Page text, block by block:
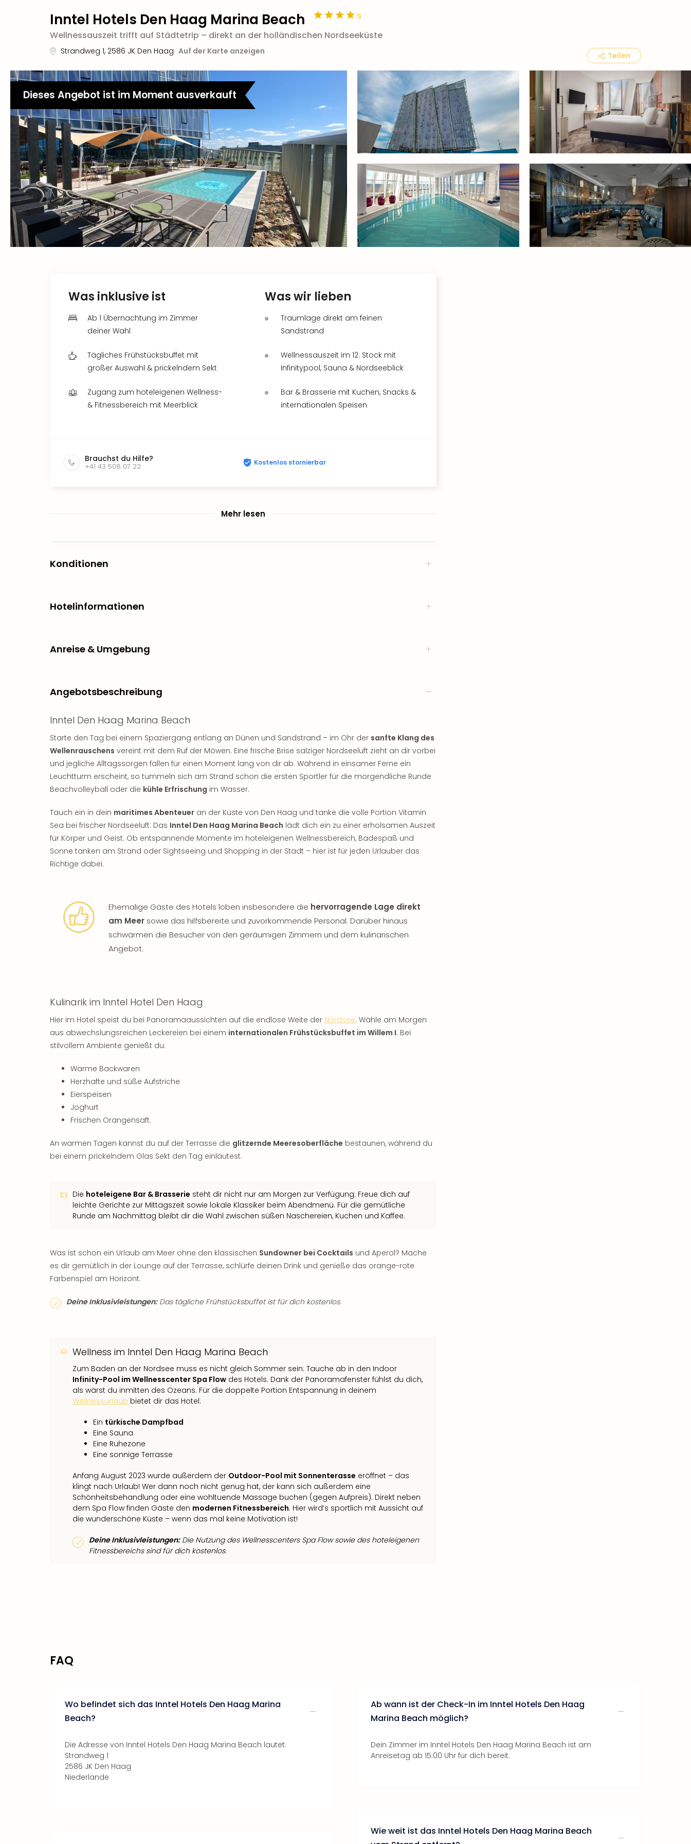
Inntel Hotels Den Haag Marina Beach
s
Wellnessauszeit trifft auf Städtetrip – direkt an der holländischen Nordseeküste
Strandweg 1, 2586 JK Den Haag Auf der Karte anzeigen Teilen
Dieses Angebot ist im Moment ausverkauft
Was inklusive ist
Ab 1 Übernachtung im Zimmer
deiner Wahl
Tägliches Frühstücksbuffet mit
großer Auswahl & prickelndem Sekt
Zugang zum hoteleigenen Wellness-
& Fitnessbereich mit Meerblick
Was wir lieben
Traumlage direkt am feinen
Sandstrand
Wellnessauszeit im 12. Stock mit
Infinitypool, Sauna & Nordseeblick
Bar & Brasserie mit Kuchen, Snacks &
internationalen Speisen
Brauchst du Hilfe?
+41 43 508 07 22 Kostenlos stornierbar
Mehr lesen
Konditionen
Hotelinformationen
Anreise & Umgebung
Angebotsbeschreibung
Inntel Den Haag Marina Beach
Starte den Tag bei einem Spaziergang entlang an Dünen und Sandstrand – im Ohr der sanfte Klang des
Wellenrauschens vereint mit dem Ruf der Möwen. Eine frische Brise salziger Nordseeluft zieht an dir vorbei
und jegliche Alltagssorgen fallen für einen Moment lang von dir ab. Während in einsamer Ferne ein
Leuchtturm erscheint, so tummeln sich am Strand schon die ersten Sportler für die morgendliche Runde
Beachvolleyball oder die kühle Erfrischung im Wasser.
Tauch ein in dein maritimes Abenteuer an der Küste von Den Haag und tanke die volle Portion Vitamin
Sea bei frischer Nordseeluft: Das Inntel Den Haag Marina Beach lädt dich ein zu einer erholsamen Auszeit
für Körper und Geist. Ob entspannende Momente im hoteleigenen Wellnessbereich, Badespaß und
Sonne tanken am Strand oder Sightseeing und Shopping in der Stadt – hier ist für jeden Urlauber das
Richtige dabei.
Ehemalige Gäste des Hotels loben insbesondere die hervorragende Lage direkt
am Meer sowie das hilfsbereite und zuvorkommende Personal. Darüber hinaus
schwärmen die Besucher von den geräumigen Zimmern und dem kulinarischen
Angebot.
Kulinarik im Inntel Hotel Den Haag
Hier im Hotel speist du bei Panoramaaussichten auf die endlose Weite der Nordsee. Wähle am Morgen
aus abwechslungsreichen Leckereien bei einem internationalen Frühstücksbuffet im Willem I. Bei
stilvollem Ambiente genießt du:
Warme Backwaren
Herzhafte und süße Aufstriche
Eierspeisen
Joghurt
Frischen Orangensaft.
An warmen Tagen kannst du auf der Terrasse die glitzernde Meeresoberfläche bestaunen, während du
bei einem prickelndem Glas Sekt den Tag einläutest.
Die hoteleigene Bar & Brasserie steht dir nicht nur am Morgen zur Verfügung: Freue dich auf
leichte Gerichte zur Mittagszeit sowie lokale Klassiker beim Abendmenü. Für die gemütliche
Runde am Nachmittag bleibt dir die Wahl zwischen süßen Naschereien, Kuchen und Kaffee.
Was ist schon ein Urlaub am Meer ohne den klassischen Sundowner bei Cocktails und Aperol? Mache
es dir gemütlich in der Lounge auf der Terrasse, schlürfe deinen Drink und genieße das orange-rote
Farbenspiel am Horizont.
Deine Inklusivleistungen:Das tägliche Frühstücksbuffet ist für dich kostenlos.
Wellness im Inntel Den Haag Marina Beach
Zum Baden an der Nordsee muss es nicht gleich Sommer sein: Tauche ab in den Indoor
Infinity-Pool im Wellnesscenter Spa Flow des Hotels. Dank der Panoramafenster fühlst du dich,
als wärst du inmitten des Ozeans. Für die doppelte Portion Entspannung in deinem
Wellnessurlaub bietet dir das Hotel:
Ein türkische Dampfbad
Eine Sauna
Eine Ruhezone
Eine sonnige Terrasse
Anfang August 2023 wurde außerdem der Outdoor-Pool mit Sonnenterasse eröffnet – das
klingt nach Urlaub! Wer dann noch nicht genug hat, der kann sich außerdem eine
Schönheitsbehandlung oder eine wohltuende Massage buchen (gegen Aufpreis). Direkt neben
dem Spa Flow finden Gäste den modernen Fitnessbereich. Hier wird’s sportlich mit Aussicht auf
die wunderschöne Küste – wenn das mal keine Motivation ist!
Deine Inklusivleistungen:Die Nutzung des Wellnesscenters Spa Flow sowie des hoteleigenen
Fitnessbereichs sind für dich kostenlos.
FAQ
Wo befindet sich das Inntel Hotels Den Haag Marina
Beach?
Die Adresse von Inntel Hotels Den Haag Marina Beach lautet:
Strandweg 1
2586 JK Den Haag
Niederlande
Ab wann ist der Check-In im Inntel Hotels Den Haag
Marina Beach möglich?
Dein Zimmer im Inntel Hotels Den Haag Marina Beach ist am
Anreisetag ab 15:00 Uhr für dich bereit.
Wie weit ist das Inntel Hotels Den Haag Marina Beach